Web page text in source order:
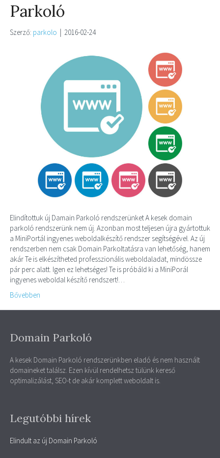
Parkoló
Szerző: parkolo | 2016-02-24
Elindítottuk új Damain Parkoló rendszerünket A kesek domain
parkoló rendszerünk nem új. Azonban most teljesen újra gyártottuk
a MiniPortál ingyenes weboldalkészítő rendszer segítségével. Az új
rendszerben nem csak Domain Parkoltatásra van lehetőség, hanem
akár Te is elkészítheted professzionális weboldaladat, mindössze
pár perc alatt. Igen ez lehetséges! Te is próbáld ki a MiniPorál
ingyenes weboldal készítő rendszert!…
Bővebben
Domain Parkoló
A kesek Domain Parkoló rendszerünkben eladó és nem használt
domaineket találsz. Ezen kívül rendelhetsz tülünk kereső
optimalizálást, SEO-t de akár komplett weboldalt is.
Legutóbbi hírek
Elindult az új Domain Parkoló